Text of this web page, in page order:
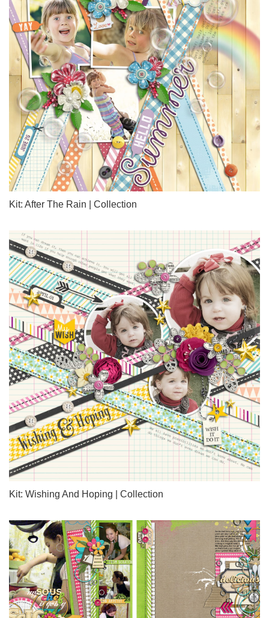
Kit: After The Rain | Collection
Kit: Wishing And Hoping | Collection